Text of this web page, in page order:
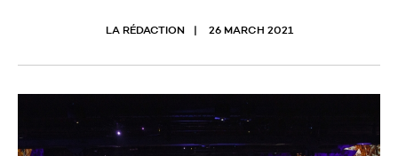
LA RÉDACTION 26 MARCH 2021